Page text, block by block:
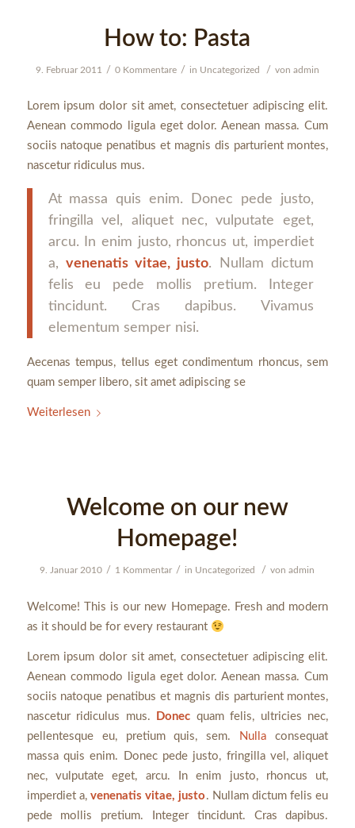
How to: Pasta
9. Februar 2011 / 0 Kommentare / in Uncategorized / von admin
Lorem ipsum dolor sit amet, consectetuer adipiscing elit.
Aenean commodo ligula eget dolor. Aenean massa. Cum
sociis natoque penatibus et magnis dis parturient montes,
nascetur ridiculus mus.
At massa quis enim. Donec pede justo,
fringilla vel, aliquet nec, vulputate eget,
arcu. In enim justo, rhoncus ut, imperdiet
a, venenatis vitae, justo. Nullam dictum
felis eu pede mollis pretium. Integer
tincidunt. Cras dapibus. Vivamus
elementum semper nisi.
Aecenas tempus, tellus eget condimentum rhoncus, sem
quam semper libero, sit amet adipiscing se
Weiterlesen
Welcome on our new
Homepage!
9. Januar 2010 / 1 Kommentar / in Uncategorized / vonadmin
Welcome! This is our new Homepage. Fresh and modern
as it should be for every restaurant
Lorem ipsum dolor sit amet, consectetuer adipiscing elit.
Aenean commodo ligula eget dolor. Aenean massa. Cum
sociis natoque penatibus et magnis dis parturient montes,
nascetur ridiculus mus.
Donec quam felis, ultricies nec,
pellentesque eu, pretium quis, sem.
Nulla consequat
massa quis enim. Donec pede justo, fringilla vel, aliquet
nec, vulputate eget, arcu. In enim justo, rhoncus ut,
imperdiet a,venenatis vitae, justo . Nullam dictum felis eu
pede mollis pretium. Integer tincidunt. Cras dapibus.